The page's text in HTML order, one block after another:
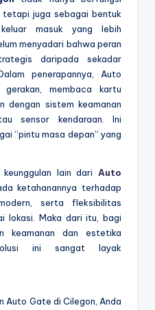
tetapi juga sebagai bentuk
masuk yang lebih
menyadari bahwa peran
daripada sekadar
penerapannya, Auto
membaca kartu
dengan sistem keamanan
sensor kendaraan. Ini
“pintu masa depan” yang
lain dari Auto
ketahanannya terhadap
serta fleksibilitas
lokasi. Maka dari itu, bagi
keamanan dan estetika
ini sangat layak
Auto Gate di Cilegon, Anda